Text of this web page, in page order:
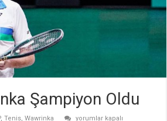
Şampiyon Oldu
,Tenis,Wawrinka
Stan
yorumlar kapalı